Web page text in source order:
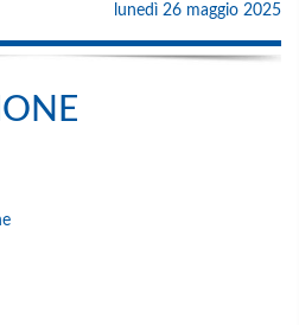
lunedì 26 maggio 2025